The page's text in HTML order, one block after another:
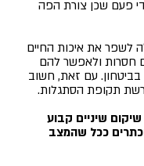
פעם שכן צורת הפה
לשפר את איכות החיים
חסרות ולאפשר להם
בביטחון. עם זאת, חשוב
תקופת הסתגלות.
שיניים קבוע
ככל שהמצב